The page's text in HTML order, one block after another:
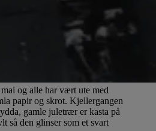
og alle har vært ute med
papir og skrot. Kjellergangen
gamle juletrær er kasta på
så den glinser som et svart